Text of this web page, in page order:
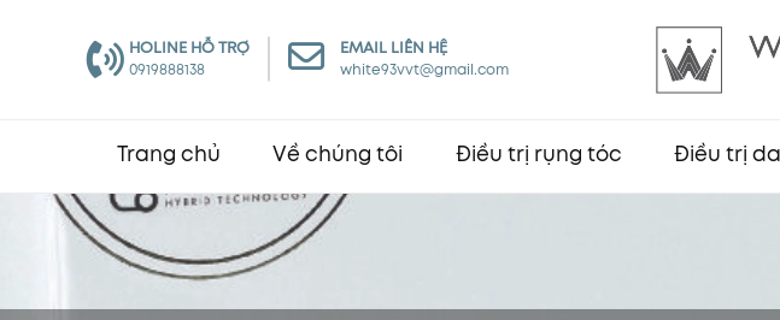
HOLINE HỖ TRỢ
0919888138
EMAIL LIÊN HỆ
white93vvt@gmail.com
Trang chủ Về chúng tôi Điều trị rụng tóc Điều trị da